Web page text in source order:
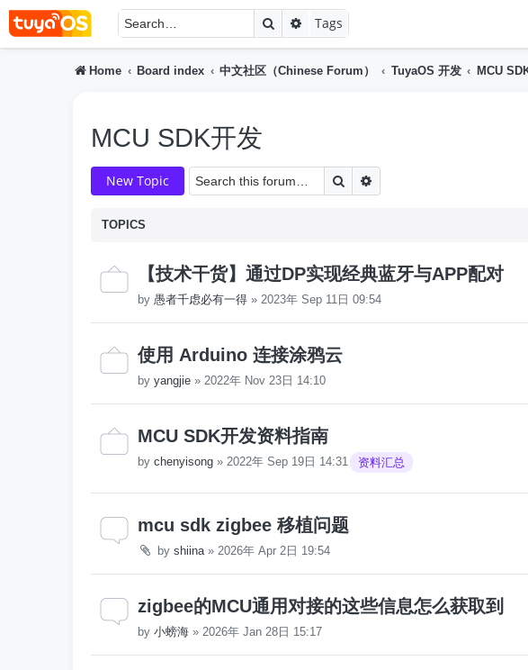
SearchAdvanced search
Tags
Home Board index 中文社区（Chinese Forum） TuyaOS 开发 MCU
MCU SDK开发
New Topic Search
TOPICS
【技术干货】通过DP实现经典蓝牙与APP配对
by 愚者千虑必有一得 » 2023年 Sep 11日 09:54
使用 Arduino 连接涂鸦云
by yangjie » 2022年 Nov 23日 14:10
MCU SDK开发资料指南
by chenyisong » 2022年 Sep 19日 14:31 资料汇总
mcu sdk zigbee 移植问题
by shiina» 2026年 Apr 2日 19:54
zigbee的MCU通用对接的这些信息怎么获取到
by 小螃海 » 2026年 Jan 28日 15:17